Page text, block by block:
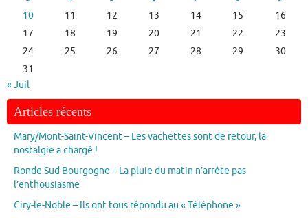
10
11 12 13 14 15
16
17
18 19 20 21 22
23
24
25 26 27 28 29
30
31
« Juil
Articles récents
Mary/Mont-Saint-Vincent – Les vachettes sont de retour, la
nostalgie a chargé !
Ronde Sud Bourgogne – La pluie du matin n’arrête pas
l’enthousiasme
Ciry-le-Noble – Ils ont tous répondu au « Téléphone »